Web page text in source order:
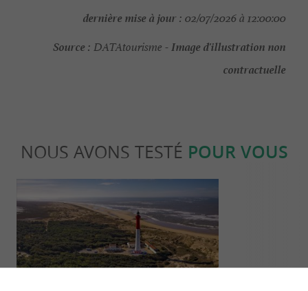
dernière mise à jour : 02/07/2026 à 12:00:00
Source : DATAtourisme -Image d'illustration non
contractuelle
NOUS AVONS TESTÉ POUR VOUS